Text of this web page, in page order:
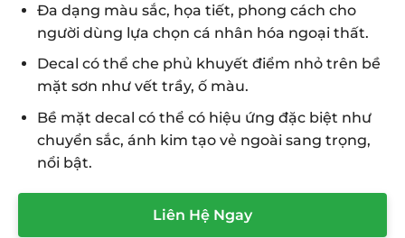
Đa dạng màu sắc, họa tiết, phong cách cho
người dùng lựa chọn cá nhân hóa ngoại thất.
Decal có thể che phủ khuyết điểm nhỏ trên bề
mặt sơn như vết trầy, ố màu.
Bề mặt decal có thể có hiệu ứng đặc biệt như
chuyển sắc, ánh kim tạo vẻ ngoài sang trọng,
nổi bật.
Liên Hệ Ngay